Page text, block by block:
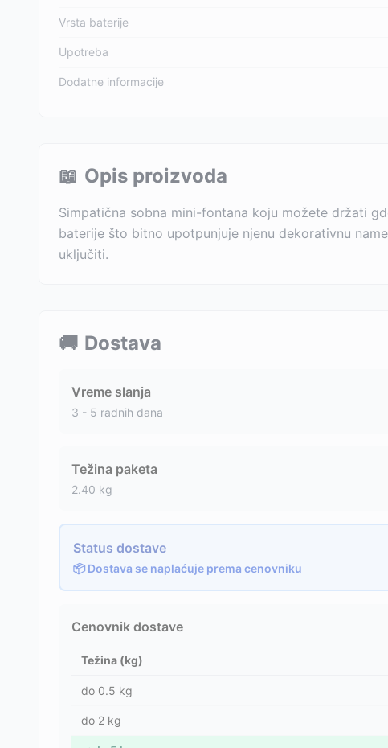
Vrsta baterije
Upotreba
Dodatne informacije
📖 Opis proizvoda
Simpatična sobna mini-fontana koju možete držati
baterije što bitno upotpunjuje njenu dekorativnu
uključiti.
🚚 Dostava
Vreme slanja
3 - 5 radnih dana
Težina paketa
2.40 kg
Status dostave
📦 Dostava se naplaćuje prema cenovniku
Cenovnik dostave
Težina (kg)
do 0.5 kg
do 2 kg